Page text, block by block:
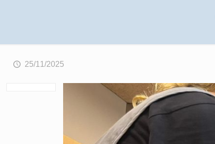
25/11/2025